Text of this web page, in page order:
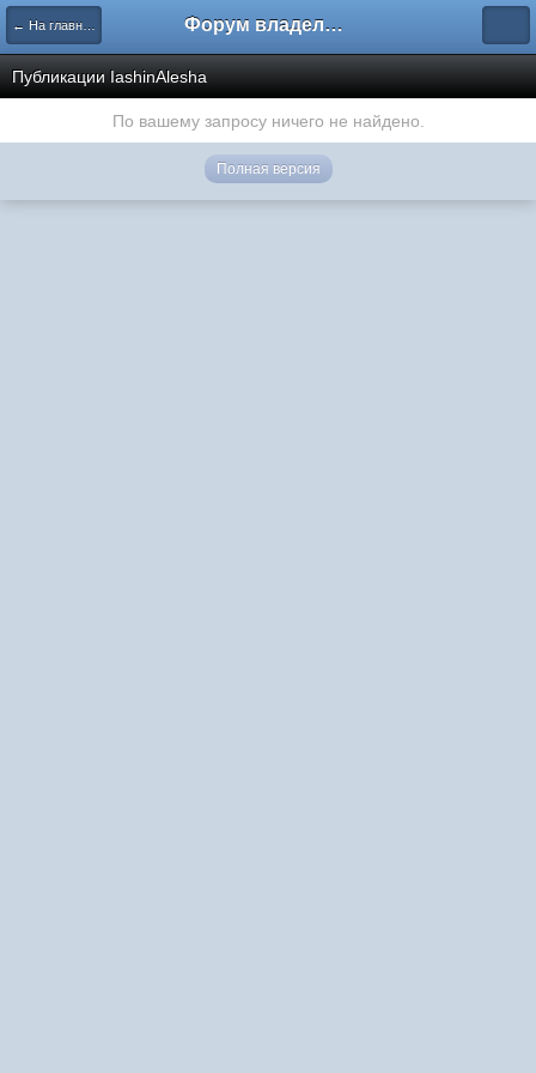
← На главную Форум владельцев интернет-магазинов
Публикации IashinAlesha
По вашему запросу ничего не найдено.
Полная версия